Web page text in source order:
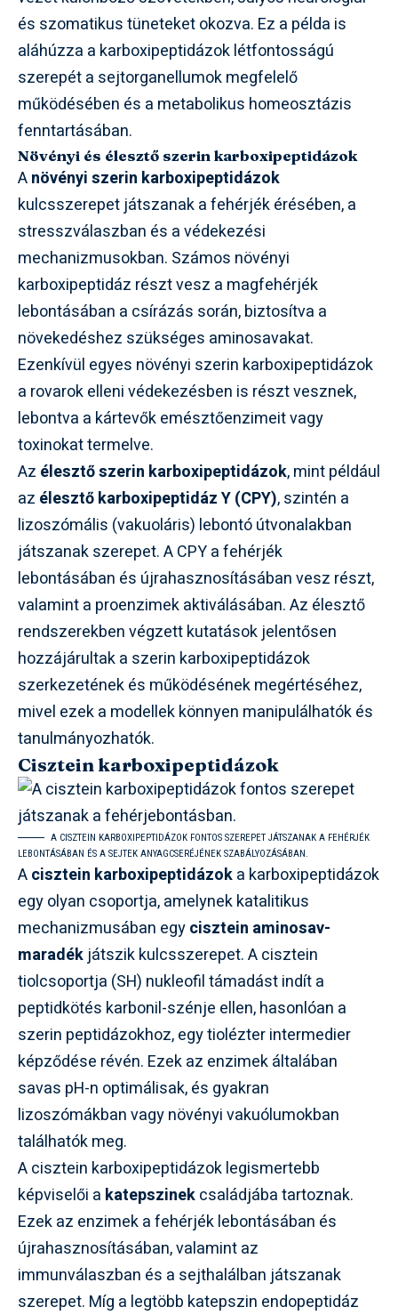
és szomatikus tüneteket okozva. Ez a példa is
aláhúzza a karboxipeptidázok létfontosságú
szerepét a sejtorganellumok megfelelő
működésében és a metabolikus homeosztázis
fenntartásában.
Növényi és élesztő szerin karboxipeptidázok
Anövényi szerin karboxipeptidázok
kulcsszerepet játszanak a fehérjék érésében, a
stresszválaszban és a védekezési
mechanizmusokban. Számos növényi
karboxipeptidáz részt vesz a magfehérjék
lebontásában a csírázás során, biztosítva a
növekedéshez szükséges aminosavakat.
Ezenkívül egyes növényi szerin karboxipeptidázok
a rovarok elleni védekezésben is részt vesznek,
lebontva a kártevők emésztőenzimeit vagy
toxinokat termelve.
Az élesztő szerin karboxipeptidázok, mint például
az élesztő karboxipeptidáz Y (CPY), szintén a
lizoszómális (vakuoláris) lebontó útvonalakban
játszanak szerepet. A CPY a fehérjék
lebontásában és újrahasznosításában vesz részt,
valamint a proenzimek aktiválásában. Az élesztő
rendszerekben végzett kutatások jelentősen
hozzájárultak a szerin karboxipeptidázok
szerkezetének és működésének megértéséhez,
mivel ezek a modellek könnyen manipulálhatók és
tanulmányozhatók.
Cisztein karboxipeptidázok
A CISZTEIN KARBOXIPEPTIDÁZOK FONTOS SZEREPET JÁTSZANAK A FEHÉRJÉK
LEBONTÁSÁBAN ÉS A SEJTEK ANYAGCSERÉJÉNEK SZABÁLYOZÁSÁBAN.
Acisztein karboxipeptidázoka karboxipeptidázok
egy olyan csoportja, amelynek katalitikus
mechanizmusában egycisztein aminosav-
maradék játszik kulcsszerepet. A cisztein
tiolcsoportja (SH) nukleofil támadást indít a
peptidkötés karbonil-szénje ellen, hasonlóan a
szerin peptidázokhoz, egy tiolézter intermedier
képződése révén. Ezek az enzimek általában
savas pH-n optimálisak, és gyakran
lizoszómákban vagy növényi vakuólumokban
találhatók meg.
A cisztein karboxipeptidázok legismertebb
képviselői a katepszinekcsaládjába tartoznak.
Ezek az enzimek a fehérjék lebontásában és
újrahasznosításában, valamint az
immunválaszban és a sejthalálban játszanak
szerepet. Míg a legtöbb katepszin endopeptidáz